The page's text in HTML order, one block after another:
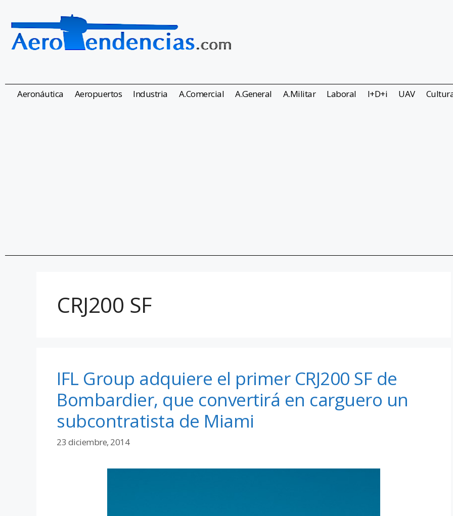
Aeronáutica Aeropuertos Industria A.Comercial A.General A.Militar Laboral I+D+i UAV
CRJ200 SF
IFL Group adquiere el primer CRJ200 SF de
Bombardier, que convertirá en carguero un
subcontratista de Miami
23 diciembre, 2014